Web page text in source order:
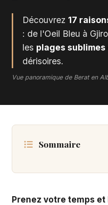
Découvrez 17
: de l'Oeil Bleu à
les plages sublimes
dérisoires.
Vue panoramique de Berat en
Sommaire
Prenez votre temps et